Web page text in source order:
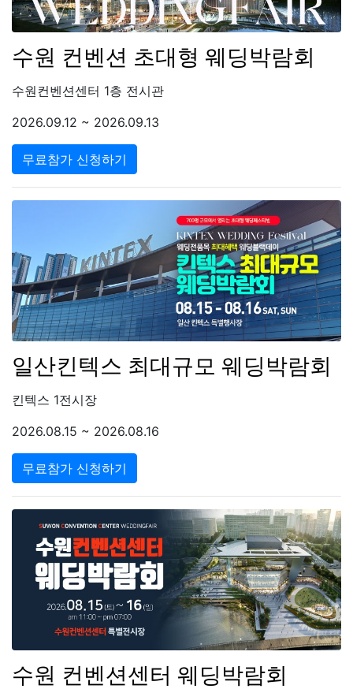
수원 컨벤션 초대형 웨딩박람회
수원컨벤션센터 1층 전시관
2026.09.12 ~ 2026.09.13
무료참가 신청하기
일산킨텍스 최대규모 웨딩박람회
킨텍스 1전시장
2026.08.15 ~ 2026.08.16
무료참가 신청하기
수원 컨벤션센터 웨딩박람회